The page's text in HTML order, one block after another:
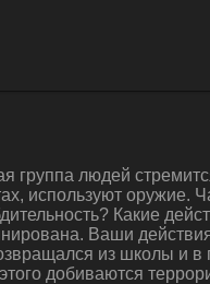
группа людей
используют оружие.
Какие
Ваши
из школы и в
добиваются